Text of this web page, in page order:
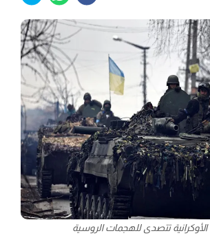
الأوكرانية تتصدى للهجمات الروسية